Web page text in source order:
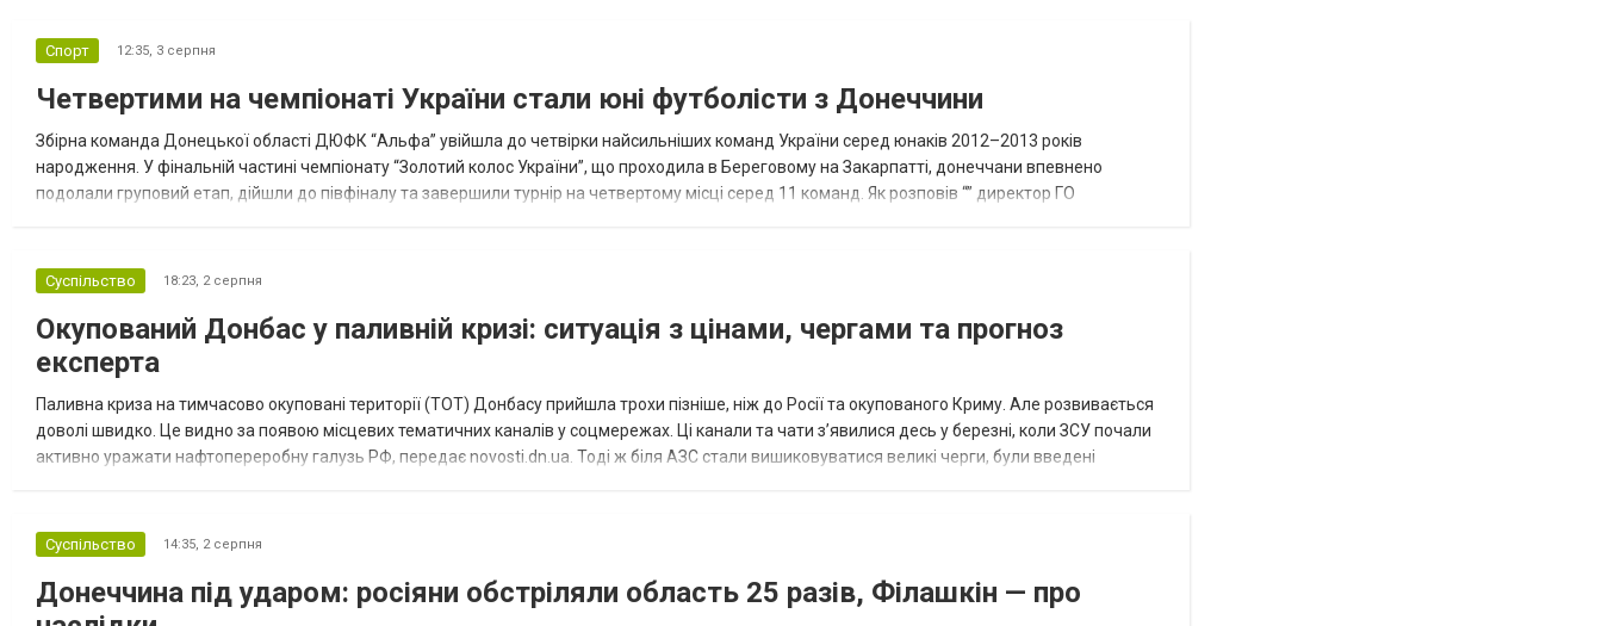
Спорт 12:35, 3 серпня
Четвертими на чемпіонаті України стали юні футболісти з Донеччини
Збірна команда Донецької області ДЮФК “Альфа” увійшла до четвірки найсильніших команд України серед юнаків 2012–2013 років
народження. У фінальній частині чемпіонату “Золотий колос України”, що проходила в Береговому на Закарпатті, донеччани впевнено
подолали груповий етап, дійшли до півфіналу та завершили турнір на четвертому місці серед 11 команд. Як розповів “” директор ГО
Суспільство 18:23, 2 серпня
Окупований Донбас у паливній кризі: ситуація з цінами, чергами та прогноз
експерта
Паливна криза на тимчасово окуповані території (ТОТ) Донбасу прийшла трохи пізніше, ніж до Росії та окупованого Криму. Але розвивається
доволі швидко. Це видно за появою місцевих тематичних каналів у соцмережах. Ці канали та чати з’явилися десь у березні, коли ЗСУ почали
активно уражати нафтопереробну галузь РФ, передає novosti.dn.ua. Тоді ж біля АЗС стали вишиковуватися великі черги, були введені
Суспільство 14:35, 2 серпня
Донеччина під ударом: росіяни обстріляли область 25 разів, Філашкін — про